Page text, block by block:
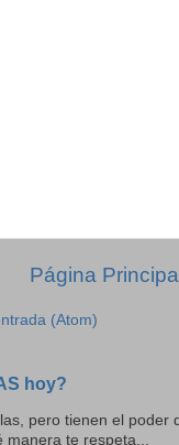
Página
(Atom)
hoy?
pero tienen el poder
manera te respeta...